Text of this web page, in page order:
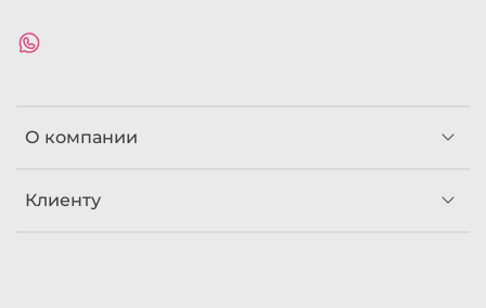
О компании
Клиенту